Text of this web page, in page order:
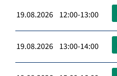
19.08.2026 12:00-13:00
19.08.2026 13:00-14:00